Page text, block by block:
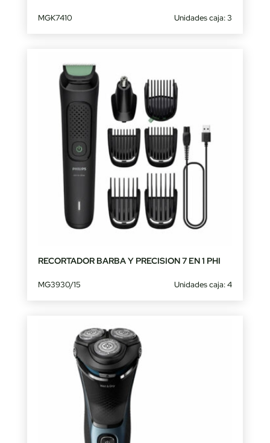
MGK7410 Unidades caja: 3
RECORTADOR BARBA Y PRECISION 7 EN 1 PHI
MG3930/15 Unidades caja: 4